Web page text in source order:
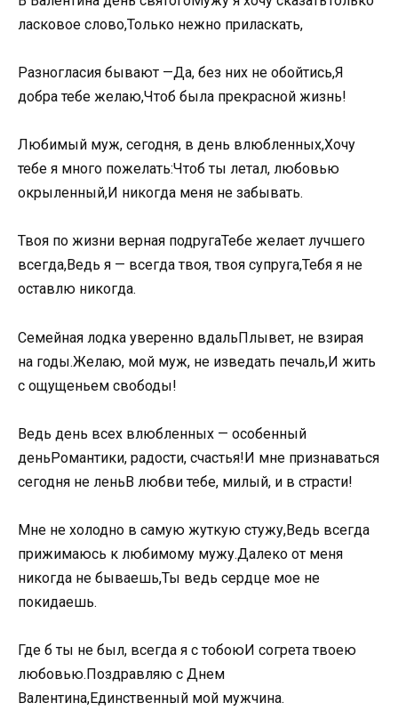
ласковое слово,Только нежно приласкать,
Разногласия бывают —Да, без них не обойтись,Я
добра тебе желаю,Чтоб была прекрасной жизнь!
Любимый муж, сегодня, в день влюбленных,Хочу
тебе я много пожелать:Чтоб ты летал, любовью
окрыленный,И никогда меня не забывать.
Твоя по жизни верная подругаТебе желает лучшего
всегда,Ведь я — всегда твоя, твоя супруга,Тебя я не
оставлю никогда.
Семейная лодка уверенно вдальПлывет, не взирая
на годы.Желаю, мой муж, не изведать печаль,И жить
с ощущеньем свободы!
Ведь день всех влюбленных — особенный
деньРомантики, радости, счастья!И мне признаваться
сегодня не леньВ любви тебе, милый, и в страсти!
Мне не холодно в самую жуткую стужу,Ведь всегда
прижимаюсь к любимому мужу.Далеко от меня
никогда не бываешь,Ты ведь сердце мое не
покидаешь.
Где б ты не был, всегда я с тобоюИ согрета твоею
любовью.Поздравляю с Днем
Валентина,Единственный мой мужчина.